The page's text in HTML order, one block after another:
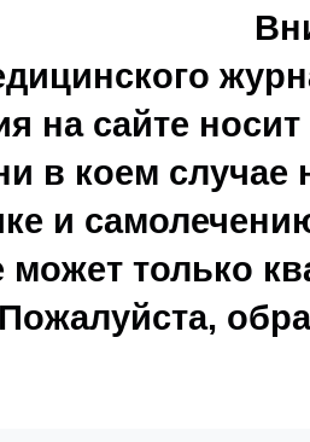
на сайте
в коем
и
может только
Пожалуйста,